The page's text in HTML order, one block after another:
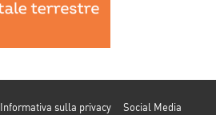
Informativa sulla privacy
Social Media